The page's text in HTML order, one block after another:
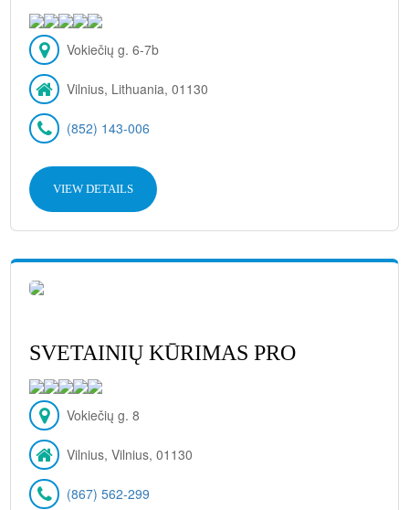
Vokiečių g. 6-7b
Vilnius, Lithuania, 01130
(852) 143-006
VIEW DETAILS
SVETAINIŲ KŪRIMAS PRO
Vokiečių g. 8
Vilnius, Vilnius, 01130
(867) 562-299